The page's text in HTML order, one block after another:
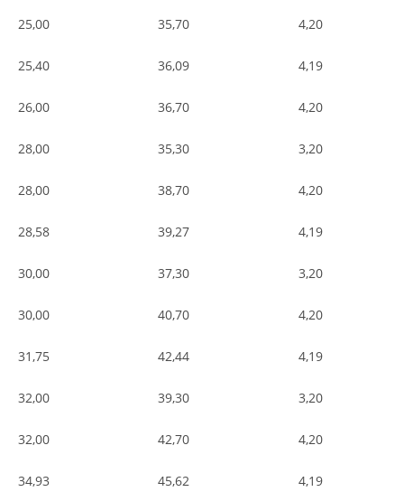
25,00 35,70 4,20
25,40 36,09 4,19
26,00 36,70 4,20
28,00 35,30 3,20
28,00 38,70 4,20
28,58 39,27 4,19
30,00 37,30 3,20
30,00 40,70 4,20
31,75 42,44 4,19
32,00 39,30 3,20
32,00 42,70 4,20
34,93 45,62 4,19